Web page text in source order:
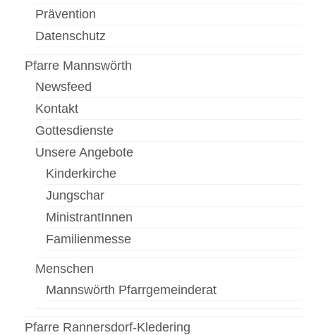
Prävention
Datenschutz
Pfarre Mannswörth
Newsfeed
Kontakt
Gottesdienste
Unsere Angebote
Kinderkirche
Jungschar
MinistrantInnen
Familienmesse
Menschen
Mannswörth Pfarrgemeinderat
Pfarre Rannersdorf-Kledering